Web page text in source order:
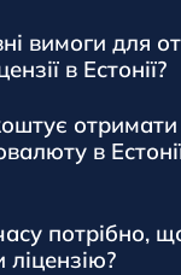
вимоги для
в Естонії?
отримати
в
потрібно,